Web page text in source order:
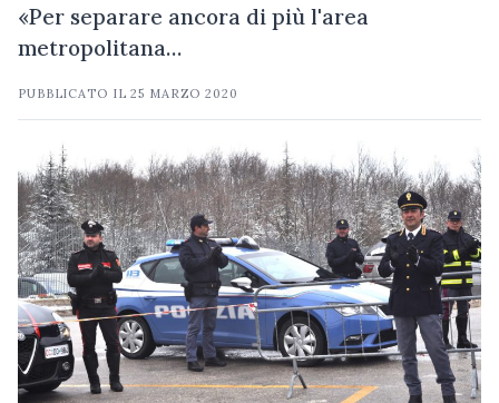
«Per separare ancora di più l'area
metropolitana…
PUBBLICATO IL25 MARZO 2020